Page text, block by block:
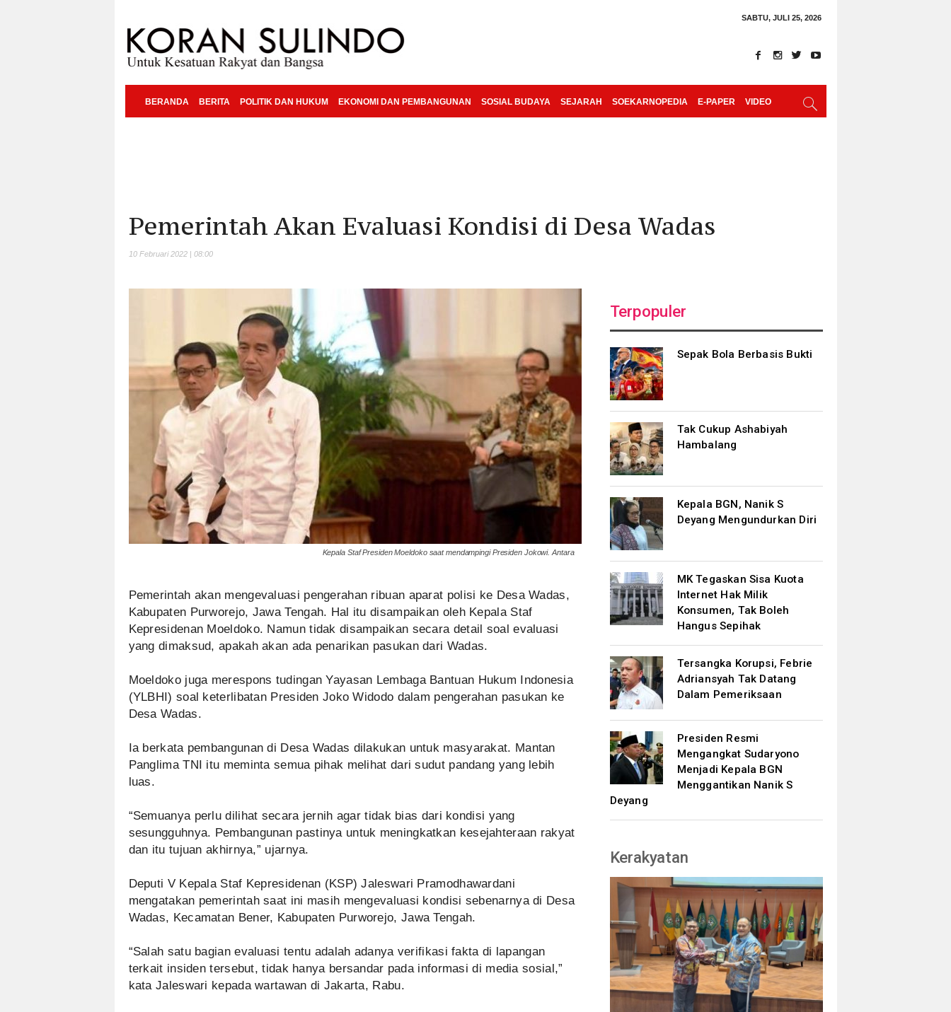
SABTU, JULI 25, 2026
BERANDA BERITA POLITIK DAN HUKUM EKONOMI DAN PEMBANGUNAN SOSIAL BUDAYA SEJARAH SOEKARNOPEDIA E-PAPER VIDEO
Pemerintah Akan Evaluasi Kondisi di Desa Wadas
10 Februari 2022 | 08:00
Kepala Staf Presiden Moeldoko saat mendampingi Presiden Jokowi. Antara
Pemerintah akan mengevaluasi pengerahan ribuan aparat polisi ke Desa Wadas,
Kabupaten Purworejo, Jawa Tengah. Hal itu disampaikan oleh Kepala Staf
Kepresidenan Moeldoko. Namun tidak disampaikan secara detail soal evaluasi
yang dimaksud, apakah akan ada penarikan pasukan dari Wadas.
Moeldoko juga merespons tudingan Yayasan Lembaga Bantuan Hukum Indonesia
(YLBHI) soal keterlibatan Presiden Joko Widodo dalam pengerahan pasukan ke
Desa Wadas.
Ia berkata pembangunan di Desa Wadas dilakukan untuk masyarakat. Mantan
Panglima TNI itu meminta semua pihak melihat dari sudut pandang yang lebih
luas.
“Semuanya perlu dilihat secara jernih agar tidak bias dari kondisi yang
sesungguhnya. Pembangunan pastinya untuk meningkatkan kesejahteraan rakyat
dan itu tujuan akhirnya,” ujarnya.
Deputi V Kepala Staf Kepresidenan (KSP) Jaleswari Pramodhawardani
mengatakan pemerintah saat ini masih mengevaluasi kondisi sebenarnya di Desa
Wadas, Kecamatan Bener, Kabupaten Purworejo, Jawa Tengah.
“Salah satu bagian evaluasi tentu adalah adanya verifikasi fakta di lapangan
terkait insiden tersebut, tidak hanya bersandar pada informasi di media sosial,”
kata Jaleswari kepada wartawan di Jakarta, Rabu.
Terpopuler
Sepak Bola Berbasis Bukti
Tak Cukup Ashabiyah
Hambalang
Kepala BGN, Nanik S
Deyang Mengundurkan Diri
MK Tegaskan Sisa Kuota
Internet Hak Milik
Konsumen, Tak Boleh
Hangus Sepihak
Tersangka Korupsi, Febrie
Adriansyah Tak Datang
Dalam Pemeriksaan
Presiden Resmi
Mengangkat Sudaryono
Menjadi Kepala BGN
Menggantikan Nanik S
Deyang
Kerakyatan